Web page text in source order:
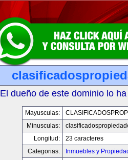
El dueño de este dominio lo
Mayusculas:
Minusculas:
Longitud:
23 caracteres
Categorias:
Inmuebles y